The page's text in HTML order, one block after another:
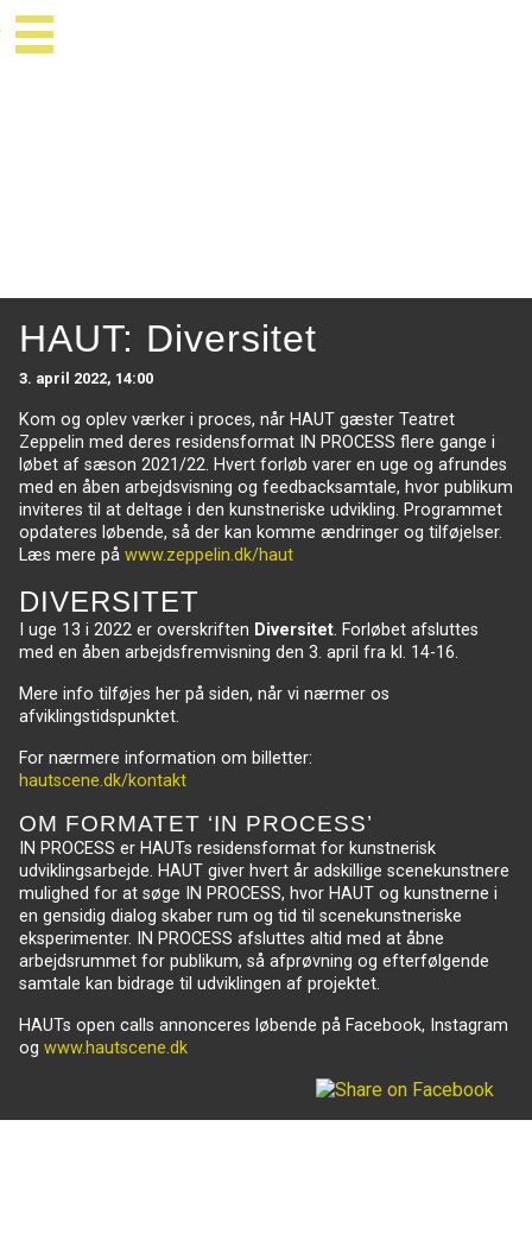
HAUT: Diversitet
3. april 2022, 14:00
Kom og oplev værker i proces, når HAUT gæster Teatret
Zeppelin med deres residensformat IN PROCESS flere gange i
løbet af sæson 2021/22. Hvert forløb varer en uge og afrundes
med en åben arbejdsvisning og feedbacksamtale, hvor publikum
inviteres til at deltage i den kunstneriske udvikling. Programmet
opdateres løbende, så der kan komme ændringer og tilføjelser.
Læs mere på www.zeppelin.dk/haut
DIVERSITET
I uge 13 i 2022 er overskriften Diversitet. Forløbet afsluttes
med en åben arbejdsfremvisning den 3. april fra kl. 14-16.
Mere info tilføjes her på siden, når vi nærmer os
afviklingstidspunktet.
For nærmere information om billetter:
hautscene.dk/kontakt
OM FORMATET ‘IN PROCESS’
IN PROCESS er HAUTs residensformat for kunstnerisk
udviklingsarbejde. HAUT giver hvert år adskillige scenekunstnere
mulighed for at søge IN PROCESS, hvor HAUT og kunstnerne i
en gensidig dialog skaber rum og tid til scenekunstneriske
eksperimenter. IN PROCESS afsluttes altid med at åbne
arbejdsrummet for publikum, så afprøvning og efterfølgende
samtale kan bidrage til udviklingen af projektet.
HAUTs open calls annonceres løbende på Facebook, Instagram
og www.hautscene.dk